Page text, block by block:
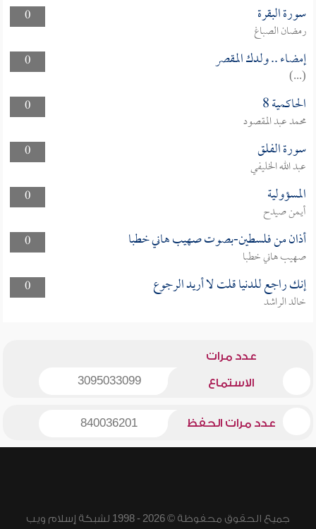
0
سورة البقرة
رمضان الصباغ
0
إمضاء .. ولدك المقصر
(...)
0
الحاكمية 8
محمد عبد المقصود
0
سورة الفلق
عبد الله الخليفي
0
المسؤولية
أيمن صيدح
0
أذان من فلسطين-بصوت صهيب هاني خطبا
صهيب هاني خطبا
0
إنك راجع للدنيا قلت لا أريد الرجوع
خالد الراشد
عدد مرات
الاستماع 3095033099
عدد مرات الحفظ 840036201
جميع الحقوق محفوظة © 2026 - 1998 لشبكة إسلام ويب